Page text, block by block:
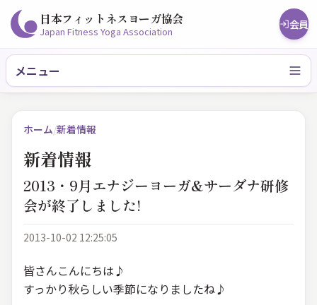
日本フィットネスヨーガ協会
Japan Fitness Yoga Association 会員
メニュー
ホーム/新着情報
新着情報
2013・9月エナジーヨーガ&サーダナ研修
会が終了しました!
2013-10-02 12:25:05
皆さんこんにちは♪
すっかり秋らしい季節になりましたね♪